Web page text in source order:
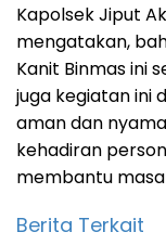
Kapolsek Jiput
mengatakan,
Kanit Binmas ini
juga kegiatan ini
aman dan
kehadiran
membantu
Berita Terkait